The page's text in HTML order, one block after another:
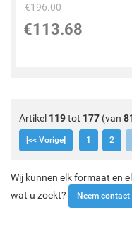
€196.00
€113.68
Artikel 119tot 177 (van
[<< Vorige] 1 2
Wij kunnen elk formaat en
wat u zoekt?
Neem